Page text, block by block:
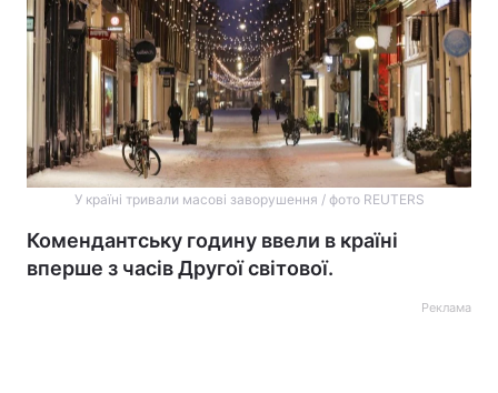
У країні тривали масові заворушення / фото REUTERS
Комендантську годину ввели в країні
вперше з часів Другої світової.
Реклама